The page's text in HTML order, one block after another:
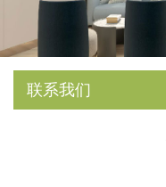
联系我们